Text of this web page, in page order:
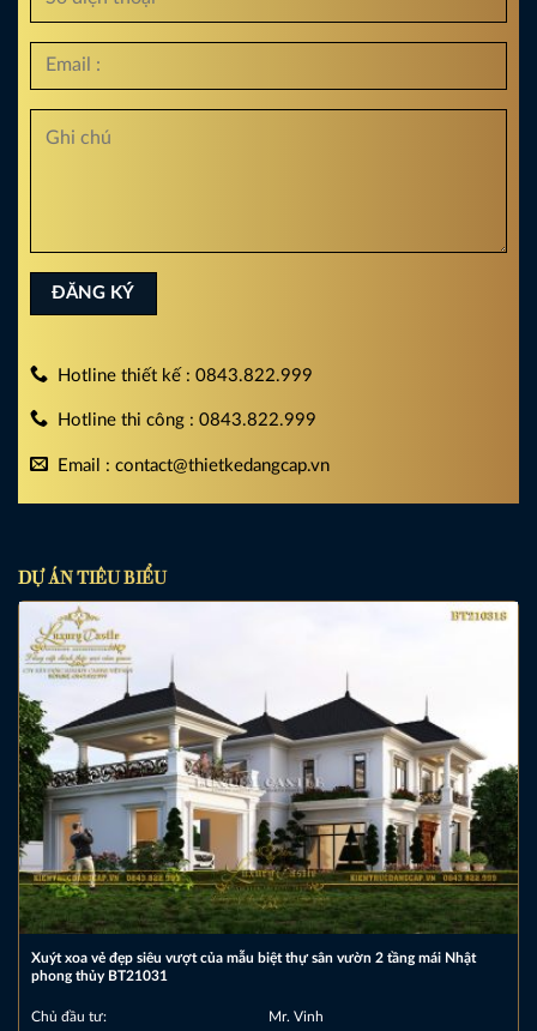
Hotline thiết kế : 0843.822.999
Hotline thi công : 0843.822.999
Email : contact@thietkedangcap.vn
DỰ ÁN TIÊU BIỂU
Xuýt xoa vẻ đẹp siêu vượt của mẫu biệt thự sân vườn 2 tầng mái Nhật
phong thủy BT21031
Chủ đầu tư: Mr. Vinh